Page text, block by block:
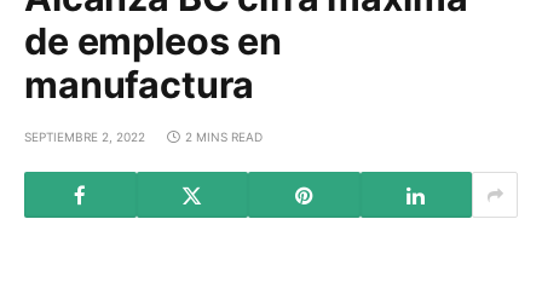
de empleos en
manufactura
SEPTIEMBRE 2, 2022 2 MINS READ